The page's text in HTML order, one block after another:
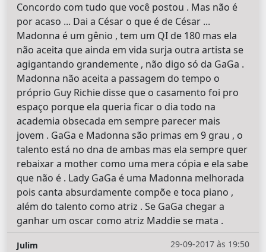
Concordo com tudo que você postou . Mas não é
por acaso ... Dai a César o que é de César ...
Madonna é um gênio , tem um QI de 180 mas ela
não aceita que ainda em vida surja outra artista se
agigantando grandemente , não digo só da GaGa .
Madonna não aceita a passagem do tempo o
próprio Guy Richie disse que o casamento foi pro
espaço porque ela queria ficar o dia todo na
academia obsecada em sempre parecer mais
jovem . GaGa e Madonna são primas em 9 grau , o
talento está no dna de ambas mas ela sempre quer
rebaixar a mother como uma mera cópia e ela sabe
que não é . Lady GaGa é uma Madonna melhorada
pois canta absurdamente compõe e toca piano ,
além do talento como atriz . Se GaGa chegar a
ganhar um oscar como atriz Maddie se mata .
29-09-2017 às 19:50
Julim